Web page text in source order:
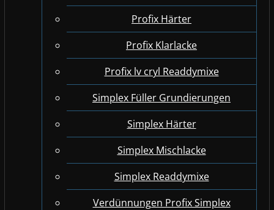
Profix Härter
Profix Klarlacke
Profix lv cryl Readdymixe
Simplex Füller Grundierungen
Simplex Härter
Simplex Mischlacke
Simplex Readdymixe
Verdünnungen Profix Simplex